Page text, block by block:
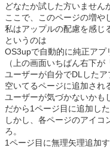
どなたか試した方いません
ここで、このページの増や
私はアップルの配慮を感じ
というのは
OS3upで自動的に純正ア
（上の画面いちばん右下が
ユーザーが自分でDLしたア
空いてるページに追加され
ユーザーが気づかないかも
だから1ページ目に追加した
しかし、各ページのアイコ
ろ。
1ページ目に無理矢理追加